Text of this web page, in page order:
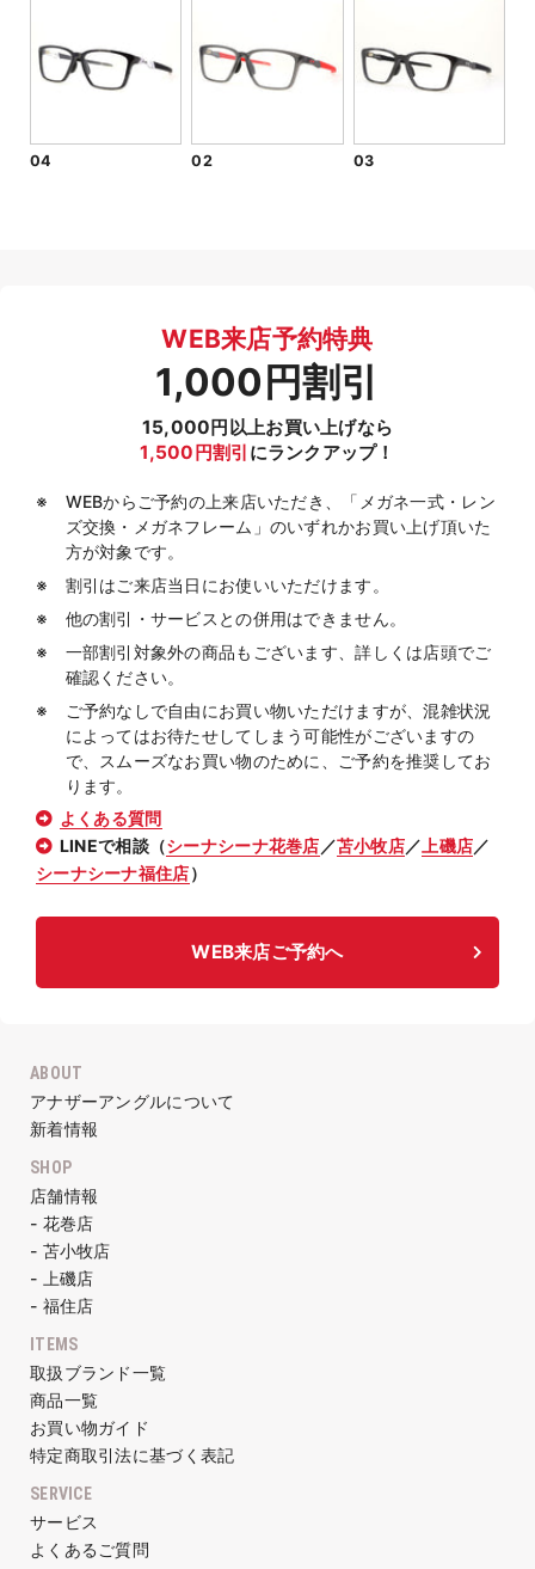
04 02 03
WEB来店予約特典
1,000円割引
15,000円以上お買い上げなら
1,500円割引 にランクアップ！
WEBからご予約の上来店いただき、「メガネ一式・レン
ズ交換・メガネフレーム」のいずれかお買い上げ頂いた
方が対象です。
割引はご来店当日にお使いいただけます。
他の割引・サービスとの併用はできません。
一部割引対象外の商品もございます、詳しくは店頭でご
確認ください。
ご予約なしで自由にお買い物いただけますが、混雑状況
によってはお待たせしてしまう可能性がございますの
で、スムーズなお買い物のために、ご予約を推奨してお
ります。
よくある質問
LINEで相談（シーナシーナ花巻店 ／苫小牧店／ 上磯店／
シーナシーナ福住店）
WEB来店ご予約へ
ABOUT
アナザーアングルについて
新着情報
SHOP
店舗情報
- 花巻店
- 苫小牧店
- 上磯店
- 福住店
ITEMS
取扱ブランド一覧
商品一覧
お買い物ガイド
特定商取引法に基づく表記
SERVICE
サービス
よくあるご質問